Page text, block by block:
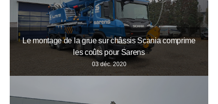
Le montage de la grue sur châssis Scania comprime
les coûts pour Sarens
03 déc. 2020